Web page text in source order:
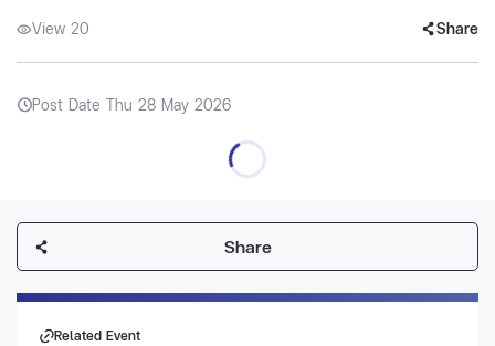
View 20 Share
Post Date Thu 28 May 2026
Share
Related Event